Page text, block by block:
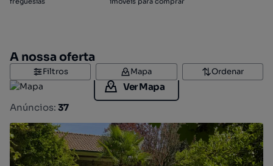
A nossa oferta
Filtros Mapa Ordenar
Ver Mapa
Anúncios: 37